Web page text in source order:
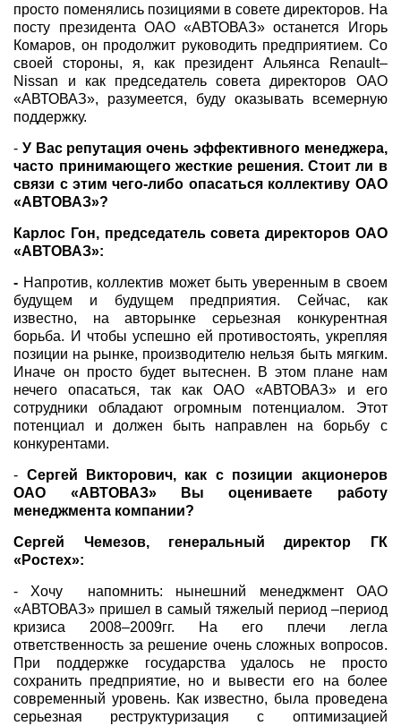
просто поменялись позициями в совете директоров. На
посту президента ОАО «АВТОВАЗ» останется Игорь
Комаров, он продолжит руководить предприятием. Со
своей стороны, я, как президент Альянса Renault–
Nissan и как председатель совета директоров ОАО
«АВТОВАЗ», разумеется, буду оказывать всемерную
поддержку.
-У Вас репутация очень эффективного менеджера,
часто принимающего жесткие решения. Стоит ли в
связи с этим чего-либо опасаться коллективу ОАО
«АВТОВАЗ»?
Карлос Гон, председатель совета директоров ОАО
«АВТОВАЗ»:
- Напротив, коллектив может быть уверенным в своем
будущем и будущем предприятия. Сейчас, как
известно, на авторынке серьезная конкурентная
борьба. И чтобы успешно ей противостоять, укрепляя
позиции на рынке, производителю нельзя быть мягким.
Иначе он просто будет вытеснен. В этом плане нам
нечего опасаться, так как ОАО «АВТОВАЗ» и его
сотрудники обладают огромным потенциалом. Этот
потенциал и должен быть направлен на борьбу с
конкурентами.
- Сергей Викторович, как с позиции акционеров
ОАО «АВТОВАЗ» Вы оцениваете работу
менеджмента компании?
Сергей Чемезов, генеральный директор ГК
«Ростех»:
- Хочу напомнить: нынешний менеджмент ОАО
«АВТОВАЗ» пришел в самый тяжелый период –период
кризиса 2008–2009гг. На его плечи легла
ответственность за решение очень сложных вопросов.
При поддержке государства удалось не просто
сохранить предприятие, но и вывести его на более
современный уровень. Как известно, была проведена
серьезная реструктуризация с оптимизацией